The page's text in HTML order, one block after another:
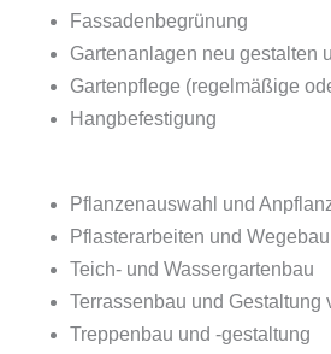
Fassadenbegrünung
Gartenanlagen neu gestalten
Gartenpflege (regelmäßige
Hangbefestigung
Pflanzenauswahl und
Pflasterarbeiten und Wegebau
Teich- und Wassergartenbau
Terrassenbau und Gestaltung
Treppenbau und -gestaltung